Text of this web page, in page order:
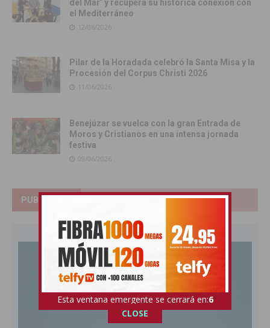
del Mar’ y recupera su histórica conexión con
el Mediterráneo
12/06/2026
Pilar de la Horadada celebró la Santa Misa y la
Procesión del Corpus Christi 2026
11/06/2026
Benejúzar se vuelca con la gran Entrada de
Moros y Cristianos en una intensa jornada
festiva
09/06/2026
PUBLICIDAD
Esta ventana emergente se cerrará en:5
CLOSE